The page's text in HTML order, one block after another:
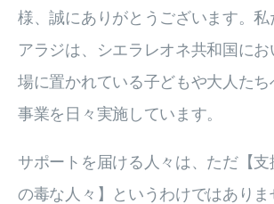
様、誠にありがとうございます。私
アラジは、シエラレオネ共和国に
場に置かれている子どもや大人たち
事業を日々実施しています。
サポートを届ける人々は、ただ【
の毒な人々】というわけではありま